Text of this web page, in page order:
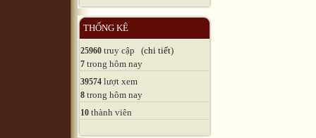
THỐNG KÊ
25960 truy cập (chi tiết)
7 trong hôm nay
39574 lượt xem
8 trong hôm nay
10 thành viên